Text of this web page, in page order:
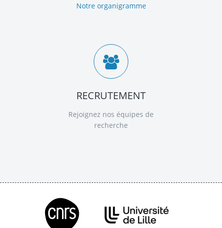
Notre organigramme
RECRUTEMENT
Rejoignez nos équipes de
recherche